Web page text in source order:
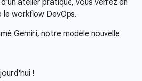
atelier pratique, vous verrez en
le workflow DevOps.
Gemini, notre modèle nouvelle
!